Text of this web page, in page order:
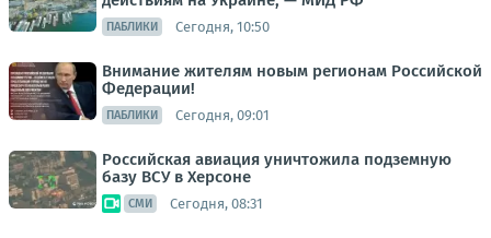
ПАБЛИКИ Сегодня, 10:50
Внимание жителям новым регионам Российской
Федерации!
ПАБЛИКИ Сегодня, 09:01
Российская авиация уничтожила подземную
базу ВСУ в Херсоне
СМИ Сегодня, 08:31